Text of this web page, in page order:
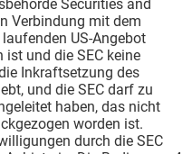
Securities and
Verbindung mit dem
US-Angebot
und die SEC keine
Inkraftsetzung des
und die SEC darf zu
haben, das nicht
worden ist.
durch die SEC